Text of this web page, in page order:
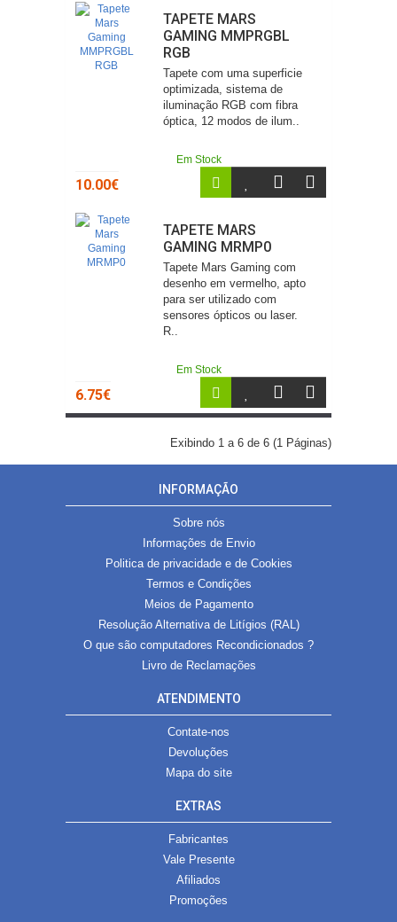
TAPETE MARS
GAMING MMPRGBL
RGB
Tapete com uma superficie
optimizada, sistema de
iluminação RGB com fibra
óptica, 12 modos de ilum..
Em Stock
10.00€
TAPETE MARS
GAMING MRMP0
Tapete Mars Gaming com
desenho em vermelho, apto
para ser utilizado com
sensores ópticos ou laser.
R..
Em Stock
6.75€
Exibindo 1 a 6 de 6 (1 Páginas)
INFORMAÇÃO
Sobre nós
Informações de Envio
Politica de privacidade e de Cookies
Termos e Condições
Meios de Pagamento
Resolução Alternativa de Litígios (RAL)
O que são computadores Recondicionados ?
Livro de Reclamações
ATENDIMENTO
Contate-nos
Devoluções
Mapa do site
EXTRAS
Fabricantes
Vale Presente
Afiliados
Promoções